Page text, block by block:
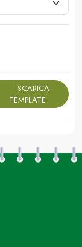
SCARICA
TEMPLATE